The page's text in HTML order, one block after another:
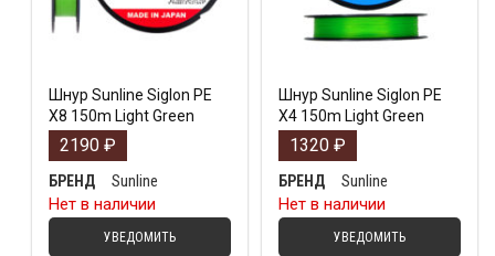
Шнур Sunline Siglon PE
X8 150m Light Green
2190 ₽
БРЕНД
Sunline
Нет в наличии
УВЕДОМИТЬ
Шнур Sunline Siglon PE
X4 150m Light Green
1320 ₽
БРЕНД
Sunline
Нет в наличии
УВЕДОМИТЬ